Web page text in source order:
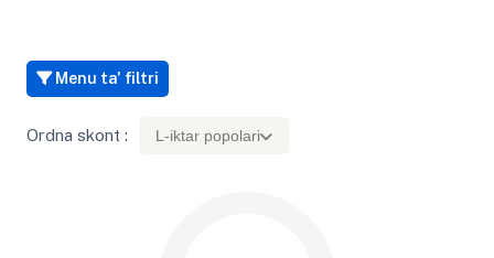
Menu ta' filtri
Ordna skont : L-iktar popolari